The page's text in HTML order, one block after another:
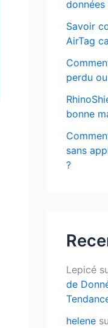
données
Savoir
AirTag
perdu
bonne
sans
?
Lepicé
de
helene